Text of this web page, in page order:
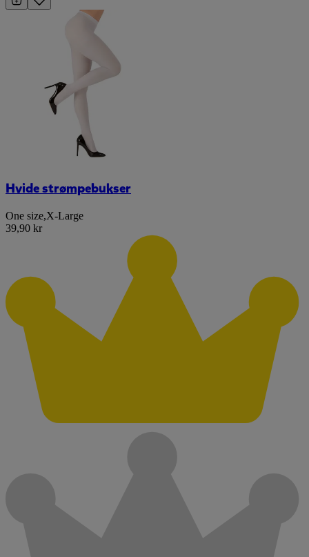
Hvide strømpebukser
One size,X-Large
39,90 kr